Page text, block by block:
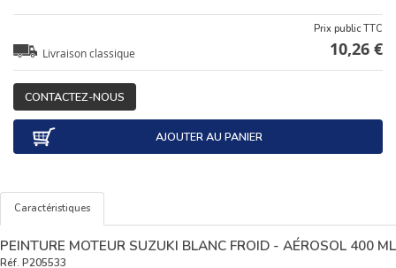
Livraison classique
Prix public TTC
10,26 €
CONTACTEZ-NOUS
AJOUTER AU PANIER
Caractéristiques
PEINTURE MOTEUR SUZUKI BLANC FROID - AÉROSOL 400 ML
Réf. P205533